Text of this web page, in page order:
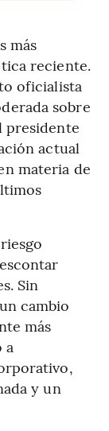
más
reciente.
oficialista
sobre
presidente
actual
materia de
Sin
cambio
más
a
y un